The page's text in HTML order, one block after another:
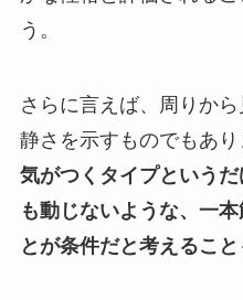
う。
さらに言えば、周りか
静さを示すものでもあり
気がつくタイプという
も動じないような、一
とが条件だと考えること